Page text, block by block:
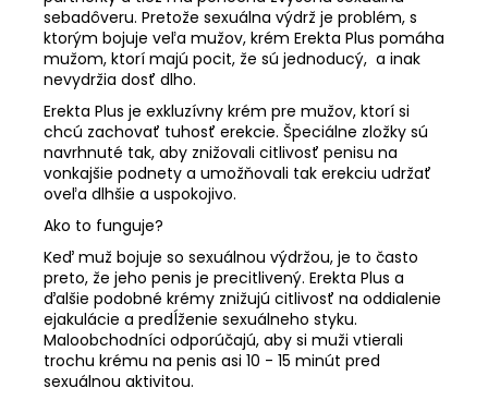
sebadôveru. Pretože sexuálna výdrž je problém, s
ktorým bojuje veľa mužov, krém Erekta Plus pomáha
mužom, ktorí majú pocit, že sú jednoducý, a inak
nevydržia dosť dlho.
Erekta Plus je exkluzívny krém pre mužov, ktorí si
chcú zachovať tuhosť erekcie. Špeciálne zložky sú
navrhnuté tak, aby znižovali citlivosť penisu na
vonkajšie podnety a umožňovali tak erekciu udržať
oveľa dlhšie a uspokojivo.
Ako to funguje?
Keď muž bojuje so sexuálnou výdržou, je to často
preto, že jeho penis je precitlivený. Erekta Plus a
ďalšie podobné krémy znižujú citlivosť na oddialenie
ejakulácie a predĺženie sexuálneho styku.
Maloobchodníci odporúčajú, aby si muži vtierali
trochu krému na penis asi 10 - 15 minút pred
sexuálnou aktivitou.
30ML
€12,50